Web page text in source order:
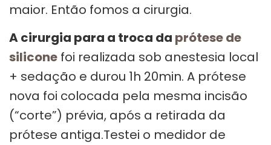
maior. Então fomos a cirurgia.
A cirurgia para a troca da prótese de
silicone foi realizada sob anestesia local
+ sedação e durou 1h 20min. A prótese
nova foi colocada pela mesma incisão
(“corte”) prévia, após a retirada da
prótese antiga.Testei o medidor de